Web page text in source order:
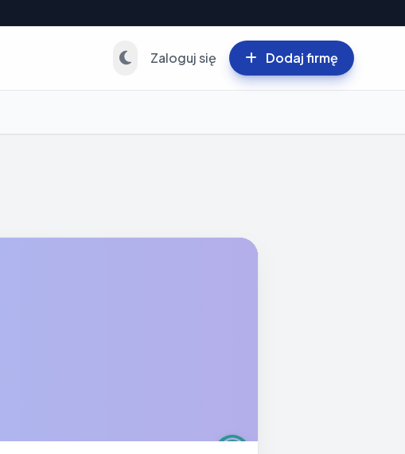
Zaloguj się Dodaj firmę